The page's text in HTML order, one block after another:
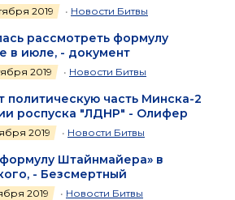
2019 • Новости Битвы
рассмотреть формулу
в июле, - документ
2019 • Новости Битвы
политическую часть Минска-2
роспуска "ЛДНР" - Олифер
2019 • Новости Битвы
Штайнмайера» в
- Безсмертный
2019 • Новости Битвы